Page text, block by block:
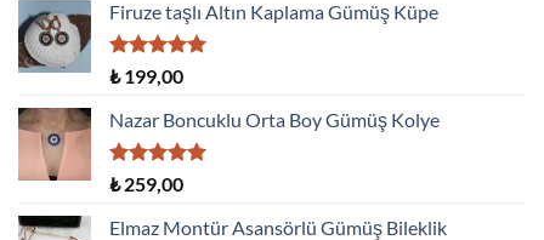
Firuze taşlı Altın Kaplama Gümüş Küpe
5 üzerinden
oy
aldı
₺199,00
Nazar Boncuklu Orta Boy Gümüş Kolye
5 üzerinden
oy
aldı
₺259,00
Elmaz Montür Asansörlü Gümüş Bileklik